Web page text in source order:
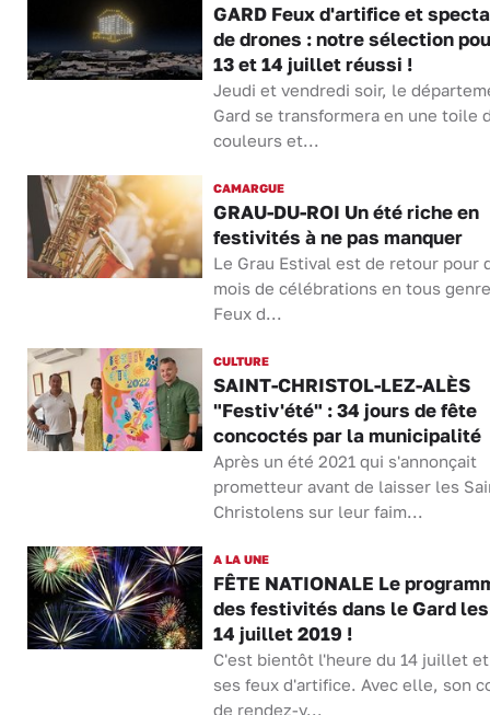
GARD Feux d'artifice et
de drones : notre sélection
13 et 14 juillet réussi !
Jeudi et vendredi soir, le
Gard se transformera en une toile
couleurs et...
CAMARGUE
GRAU-DU-ROI Un été riche en
festivités à ne pas manquer
Le Grau Estival est de retour pour
mois de célébrations en tous
Feux d...
CULTURE
SAINT-CHRISTOL-LEZ-ALÈS
"Festiv'été" : 34 jours de fête
concoctés par la municipalité
Après un été 2021 qui s'annonçait
prometteur avant de laisser les
Christolens sur leur faim...
A LA UNE
FÊTE NATIONALE Le
des festivités dans le Gard
14 juillet 2019 !
C'est bientôt l'heure du 14 juillet
ses feux d'artifice. Avec elle, son
de rendez-v...